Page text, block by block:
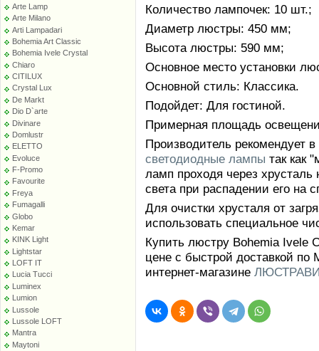
Arte Lamp
Arte Milano
Arti Lampadari
Bohemia Art Classic
Bohemia Ivele Crystal
Chiaro
CITILUX
Crystal Lux
De Markt
Dio D`arte
Divinare
Domlustr
ELETTO
Evoluce
F-Promo
Favourite
Freya
Fumagalli
Globo
Kemar
KINK Light
Lightstar
LOFT IT
Lucia Tucci
Luminex
Lumion
Lussole
Lussole LOFT
Mantra
Maytoni
Количество лампочек: 10 шт.;
Диаметр люстры: 450 мм;
Высота люстры: 590 мм;
Основное место установки
Основной стиль: Классика.
Подойдет: Для гостиной.
Примерная площадь
Производитель рекомендует
светодиодные лампы так как
ламп проходя через хрусталь
света при распадении его на
Для очистки хрусталя от
использовать специальное
Купить люстру Bohemia Ivele
цене с быстрой доставкой
интернет-магазине